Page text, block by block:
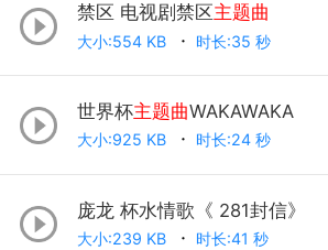
禁区 电视剧禁区主题曲
大小:554 KB 时长:35 秒
世界杯主题曲WAKAWAKA
大小:925 KB 时长:24 秒
庞龙 杯水情歌《 281封信》
大小:239 KB 时长:41 秒